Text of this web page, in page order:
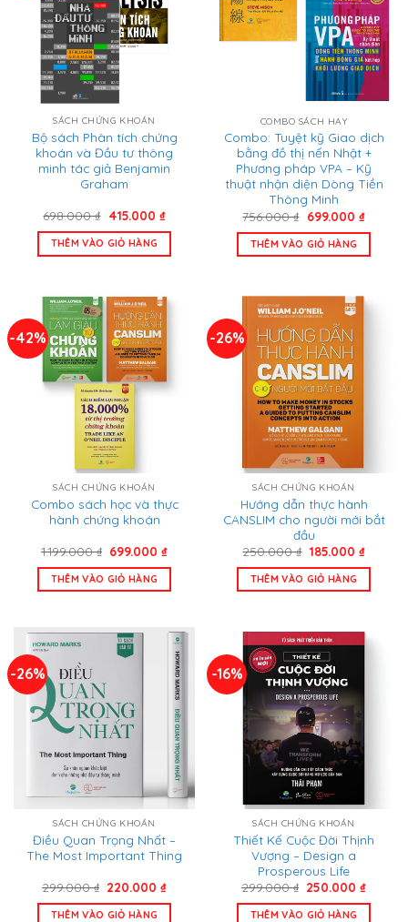
SÁCH CHỨNG KHOÁN
Bộ sách Phân tích chứng
khoán và Đầu tư thông
minh tác giả Benjamin
Graham
698.000₫ Giá
là:
698.000 ₫.
415.000 ₫Giá
THÊM VÀO GIỎ HÀNG
COMBO SÁCH HAY
Combo: Tuyệt kỹ Giao dịch
bằng đồ thị nến Nhật +
Phương pháp VPA – Kỹ
thuật nhận diện Dòng Tiền
Thông Minh
756.000₫ Giá
là:
756.000 ₫.
699.000 ₫Giá
tại
THÊM VÀO GIỎ HÀNG
-42%
SÁCH CHỨNG KHOÁN
Combo sách học và thực
hành chứng khoán
1.199.000₫ Giá
là:
1.199.000 ₫.
699.000₫Giá
tại
là:
THÊM VÀO GIỎ HÀNG
-26%
SÁCH CHỨNG KHOÁN
Hướng dẫn thực hành
CANSLIM cho người mới bắt
đầu
250.000₫ Giá
là:
250.000 ₫.
185.000 ₫Giá
tại
là:
THÊM VÀO GIỎ HÀNG
-26%
SÁCH CHỨNG KHOÁN
Điều Quan Trọng Nhất –
The Most Important Thing
299.000₫ Giá
là:
220.000₫Giá
tại
THÊM VÀO GIỎ HÀNG
-16%
SÁCH CHỨNG KHOÁN
Thiết Kế Cuộc Đời Thịnh
Vượng – Design a
Prosperous Life
299.000₫ Giá
là:
250.000₫Giá
tại
THÊM VÀO GIỎ HÀNG